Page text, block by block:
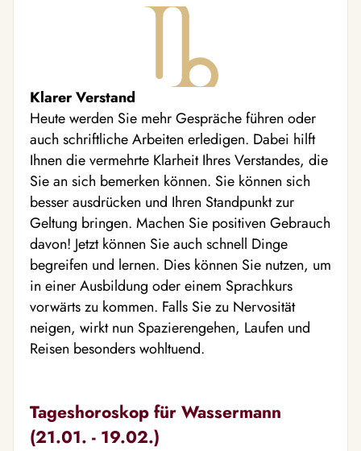
Klarer Verstand
Heute werden Sie mehr Gespräche führen oder
auch schriftliche Arbeiten erledigen. Dabei hilft
Ihnen die vermehrte Klarheit Ihres Verstandes, die
Sie an sich bemerken können. Sie können sich
besser ausdrücken und Ihren Standpunkt zur
Geltung bringen. Machen Sie positiven Gebrauch
davon! Jetzt können Sie auch schnell Dinge
begreifen und lernen. Dies können Sie nutzen, um
in einer Ausbildung oder einem Sprachkurs
vorwärts zu kommen. Falls Sie zu Nervosität
neigen, wirkt nun Spazierengehen, Laufen und
Reisen besonders wohltuend.
Tageshoroskop für Wassermann
(21.01. - 19.02.)